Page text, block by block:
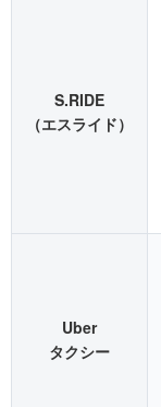
S.RIDE
（エスライド）
Uber
タクシー